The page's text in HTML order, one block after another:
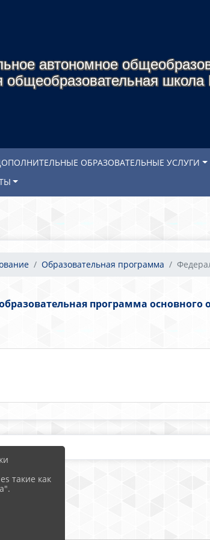
автономное
общеобразовательная
ОБРАЗОВАТЕЛЬНЫЕ УСЛУГИ
Образовательная программа
программа основного
такие как